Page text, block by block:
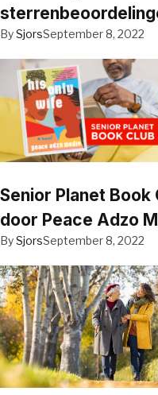
BySjorsSeptember 8, 2022
Senior Planet
door Peace Adzo
BySjorsSeptember 8, 2022